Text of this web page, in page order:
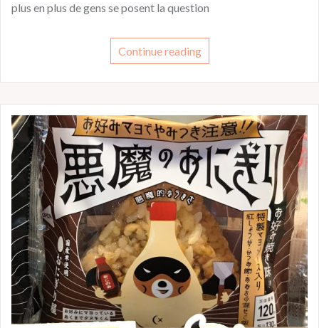
plus en plus de gens se posent la question
Continue reading